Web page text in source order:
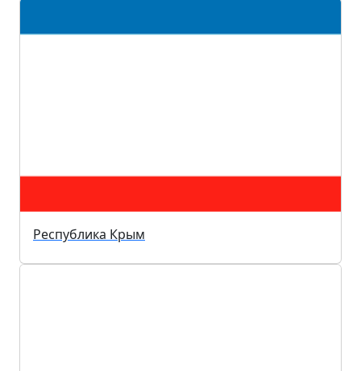
Республика Крым